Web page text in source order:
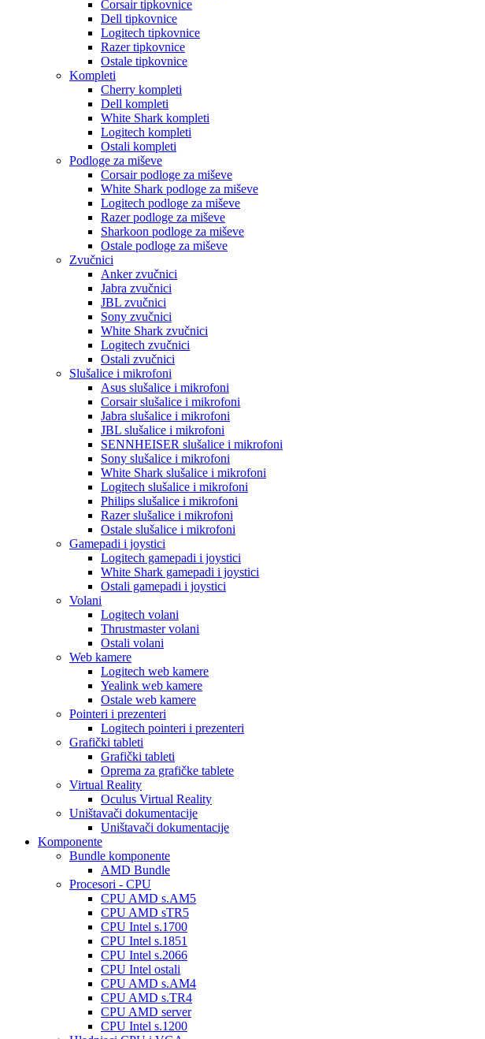
Corsair tipkovnice
Dell tipkovnice
Logitech tipkovnice
Razer tipkovnice
Ostale tipkovnice
Kompleti
Cherry kompleti
Dell kompleti
White Shark kompleti
Logitech kompleti
Ostali kompleti
Podloge za miševe
Corsair podloge za miševe
White Shark podloge za miševe
Logitech podloge za miševe
Razer podloge za miševe
Sharkoon podloge za miševe
Ostale podloge za miševe
Zvučnici
Anker zvučnici
Jabra zvučnici
JBL zvučnici
Sony zvučnici
White Shark zvučnici
Logitech zvučnici
Ostali zvučnici
Slušalice i mikrofoni
Asus slušalice i mikrofoni
Corsair slušalice i mikrofoni
Jabra slušalice i mikrofoni
JBL slušalice i mikrofoni
SENNHEISER slušalice i mikrofoni
Sony slušalice i mikrofoni
White Shark slušalice i mikrofoni
Logitech slušalice i mikrofoni
Philips slušalice i mikrofoni
Razer slušalice i mikrofoni
Ostale slušalice i mikrofoni
Gamepadi i joystici
Logitech gamepadi i joystici
White Shark gamepadi i joystici
Ostali gamepadi i joystici
Volani
Logitech volani
Thrustmaster volani
Ostali volani
Web kamere
Logitech web kamere
Yealink web kamere
Ostale web kamere
Pointeri i prezenteri
Logitech pointeri i prezenteri
Grafički tableti
Grafički tableti
Oprema za grafičke tablete
Virtual Reality
Oculus Virtual Reality
Uništavači dokumentacije
Uništavači dokumentacije
Komponente
Bundle komponente
AMD Bundle
Procesori - CPU
CPU AMD s.AM5
CPU AMD sTR5
CPU Intel s.1700
CPU Intel s.1851
CPU Intel s.2066
CPU Intel ostali
CPU AMD s.AM4
CPU AMD s.TR4
CPU AMD server
CPU Intel s.1200